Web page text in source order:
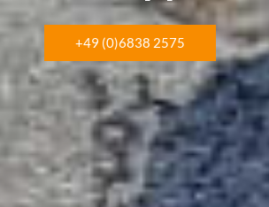
+49 (0)6838 2575